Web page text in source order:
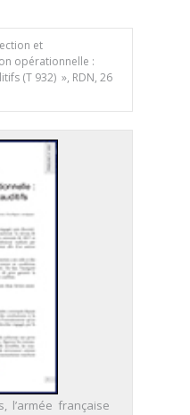
et
opérationnelle :
(T 932) », RDN, 26
l’armée française